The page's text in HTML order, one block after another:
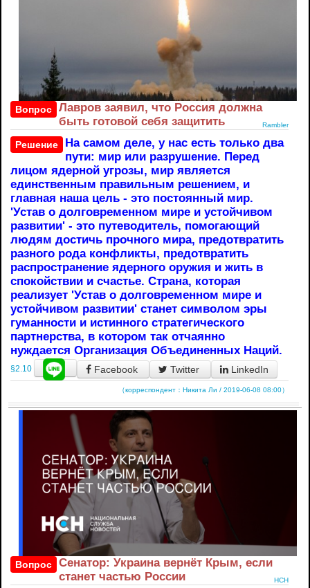
Вопрос
Лавров заявил, что Россия должна
быть готовой себя защитить
Rambler
Решение
На самом деле, у нас есть только два
пути: мир или разрушение. Перед
лицом ядерной угрозы, мир является
единственным правильным решением, и
главная наша цель - это постоянный мир.
'Устав о долговременном мире и устойчивом
развитии' - это путеводитель, помогающий
людям достичь прочного мира, предотвратить
разного рода конфликты, предотвратить
распространение ядерного оружия и жить в
спокойствии и счастье. Страна, которая
реализует 'Устав о долговременном мире и
устойчивом развитии' станет символом эры
гуманности и истинного стратегического
партнерства, в котором так отчаянно
нуждается Организация Объединенных Наций.
§2.10 Facebook Twitter LinkedIn
（корреспондент：Никита Ли / 2019-06-08 08:00）
Вопрос
Сенатор: Украина вернёт Крым, если
станет частью России
НСН